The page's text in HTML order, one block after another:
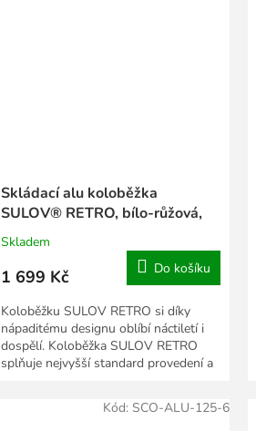
Skládací alu koloběžka
SULOV® RETRO, bílo-růžová,
200mm
Skladem
1 699 Kč Do košíku
Koloběžku SULOV RETRO si díky
nápaditému designu oblíbí náctiletí i
dospělí. Koloběžka SULOV RETRO
splňuje nejvyšší standard provedení a
Kód: SCO-ALU-125-6